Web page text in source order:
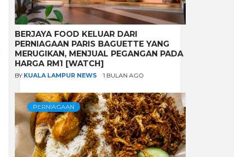
BERJAYA FOOD KELUAR DARI
PERNIAGAAN PARIS BAGUETTE YANG
MERUGIKAN, MENJUAL PEGANGAN PADA
HARGA RM1 [WATCH]
BY KUALA LAMPUR NEWS 1 BULAN AGO
PERNIAGAAN